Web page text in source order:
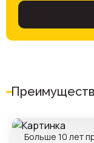
Больше 10 лет